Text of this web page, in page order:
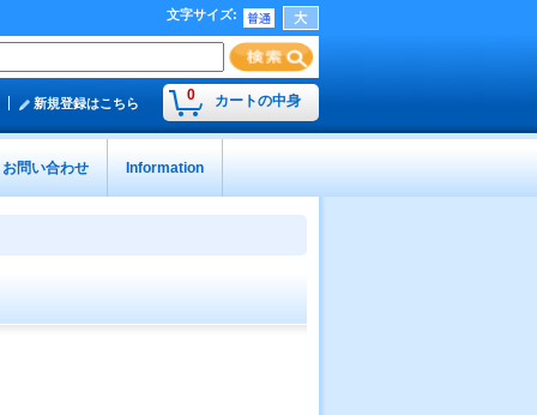
文字サイズ:
0 カートの中身
新規登録はこちら
お問い合わせ Information